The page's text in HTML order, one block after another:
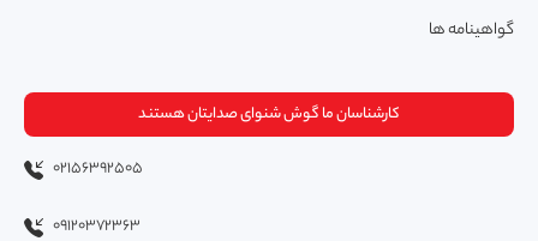
گواهینامه ها
کارشناسان ما گوش شنوای صدایتان هستند
02156392505
09120372363